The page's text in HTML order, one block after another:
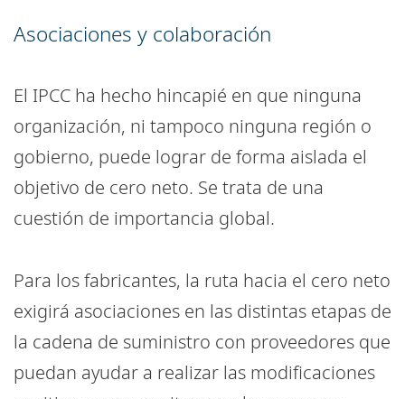
Asociaciones y colaboración
El IPCC ha hecho hincapié en que ninguna
organización, ni tampoco ninguna región o
gobierno, puede lograr de forma aislada el
objetivo de cero neto. Se trata de una
cuestión de importancia global.
Para los fabricantes, la ruta hacia el cero neto
exigirá asociaciones en las distintas etapas de
la cadena de suministro con proveedores que
puedan ayudar a realizar las modificaciones